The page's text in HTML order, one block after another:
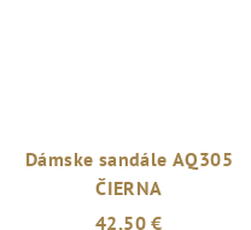
Dámske sandále AQ305
ČIERNA
42,50 €